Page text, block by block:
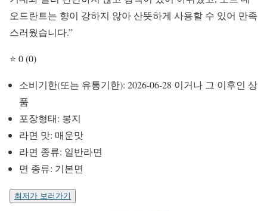
오드란트는 향이 강하지 않아 산뜻하게 사용할 수 있어 만족
스러웠습니다.”
⭐ 0 (0)
소비기한(또는 유통기한): 2026-06-28 이거나 그 이후인 상
품
포장형태: 봉지
라면 맛: 매운맛
라면 종류: 일반라면
면 종류: 기본면
최저가 보러가기